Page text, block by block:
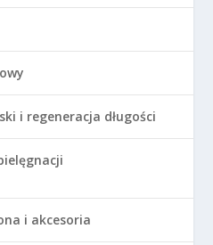
i regeneracja długości
i akcesoria